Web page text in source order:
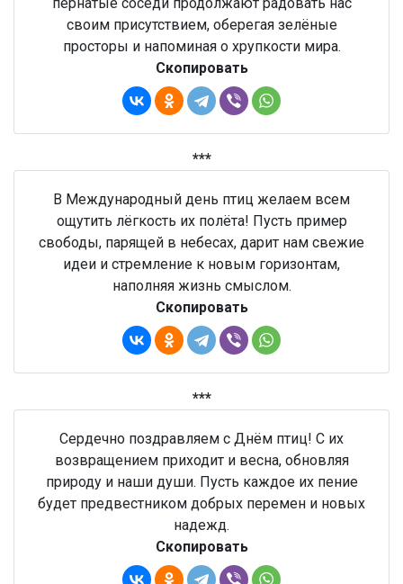
пернатые соседи продолжают радовать нас
своим присутствием, оберегая зелёные
просторы и напоминая о хрупкости мира.
Скопировать
***
В Международный день птиц желаем всем
ощутить лёгкость их полёта! Пусть пример
свободы, парящей в небесах, дарит нам свежие
идеи и стремление к новым горизонтам,
наполняя жизнь смыслом.
Скопировать
***
Сердечно поздравляем с Днём птиц! С их
возвращением приходит и весна, обновляя
природу и наши души. Пусть каждое их пение
будет предвестником добрых перемен и новых
надежд.
Скопировать